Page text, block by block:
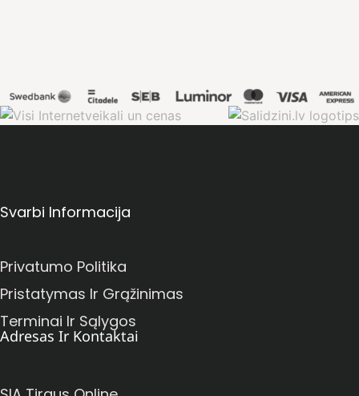
Svarbi Informacija
Privatumo Politika
Pristatymas Ir Grąžinimas
Terminai Ir Sąlygos
Adresas Ir Kontaktai